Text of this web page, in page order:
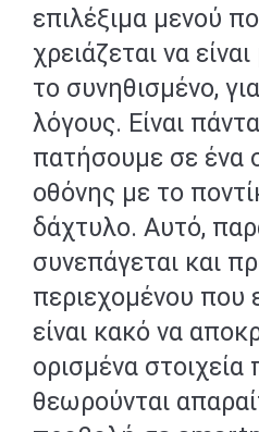
επιλέξιμα μενού
χρειάζεται να
το συνηθισμένο,
λόγους. Είναι
πατήσουμε σε ένα
οθόνης με το
δάχτυλο. Αυτό,
συνεπάγεται και
περιεχομένου που
είναι κακό να
ορισμένα στοιχεία
θεωρούνται